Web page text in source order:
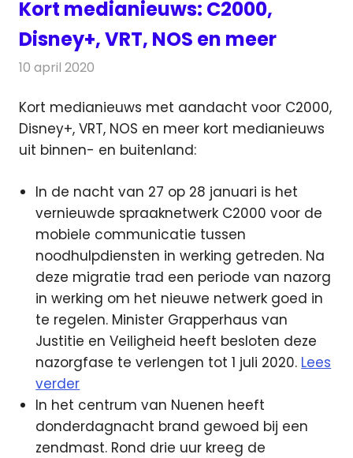
Kort medianieuws: C2000,
Disney+, VRT, NOS en meer
10 april 2020
Kort medianieuws met aandacht voor C2000,
Disney+, VRT, NOS en meer kort medianieuws
uit binnen- en buitenland:
In de nacht van 27 op 28 januari is het
vernieuwde spraaknetwerk C2000 voor de
mobiele communicatie tussen
noodhulpdiensten in werking getreden. Na
deze migratie trad een periode van nazorg
in werking om het nieuwe netwerk goed in
te regelen. Minister Grapperhaus van
Justitie en Veiligheid heeft besloten deze
nazorgfase te verlengen tot 1 juli 2020. Lees
verder
In het centrum van Nuenen heeft
donderdagnacht brand gewoed bij een
zendmast. Rond drie uur kreeg de